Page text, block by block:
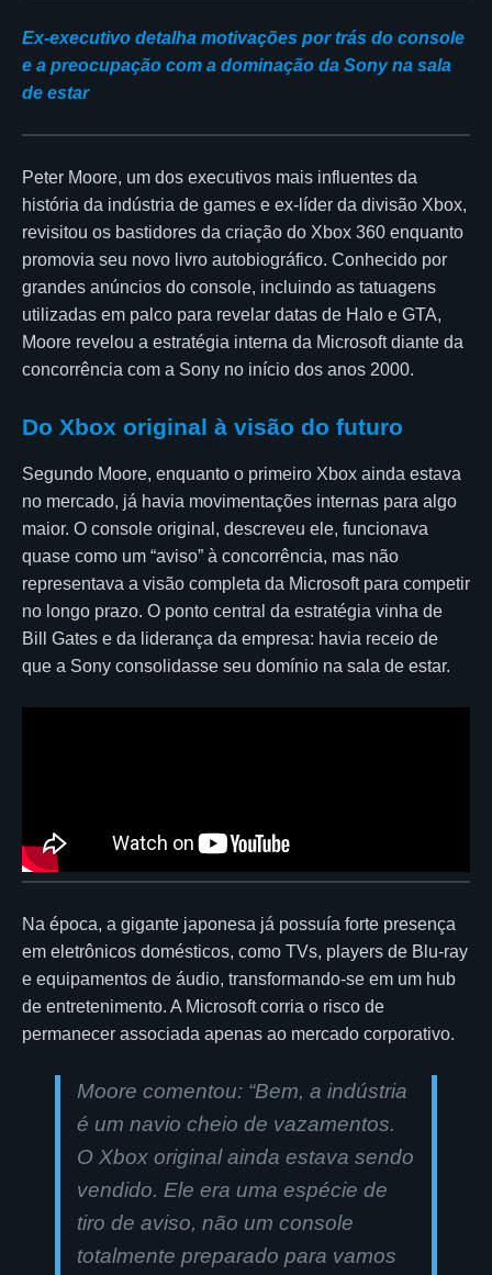
Ex-executivo detalha motivações por trás do console
e a preocupação com a dominação da Sony na sala
de estar
Peter Moore, um dos executivos mais influentes da
história da indústria de games e ex-líder da divisão Xbox,
revisitou os bastidores da criação do Xbox 360 enquanto
promovia seu novo livro autobiográfico. Conhecido por
grandes anúncios do console, incluindo as tatuagens
utilizadas em palco para revelar datas de Halo e GTA,
Moore revelou a estratégia interna da Microsoft diante da
concorrência com a Sony no início dos anos 2000.
Do Xbox original à visão do futuro
Segundo Moore, enquanto o primeiro Xbox ainda estava
no mercado, já havia movimentações internas para algo
maior. O console original, descreveu ele, funcionava
quase como um “aviso” à concorrência, mas não
representava a visão completa da Microsoft para competir
no longo prazo. O ponto central da estratégia vinha de
Bill Gates e da liderança da empresa: havia receio de
que a Sony consolidasse seu domínio na sala de estar.
Na época, a gigante japonesa já possuía forte presença
em eletrônicos domésticos, como TVs, players de Blu-ray
e equipamentos de áudio, transformando-se em um hub
de entretenimento. A Microsoft corria o risco de
permanecer associada apenas ao mercado corporativo.
Moore comentou: “Bem, a indústria
é um navio cheio de vazamentos.
O Xbox original ainda estava sendo
vendido. Ele era uma espécie de
tiro de aviso, não um console
totalmente preparado para vamos